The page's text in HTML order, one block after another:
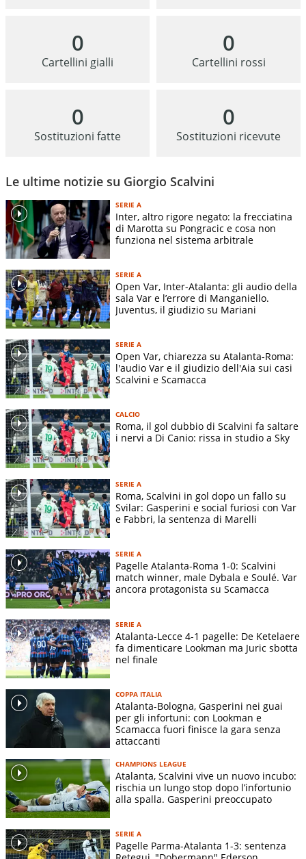
0
Cartellini gialli
0
Cartellini rossi
0
Sostituzioni fatte
0
Sostituzioni ricevute
Le ultime notizie su Giorgio Scalvini
SERIE A
Inter, altro rigore negato: la frecciatina
di Marotta su Pongracic e cosa non
funziona nel sistema arbitrale
SERIE A
Open Var, Inter-Atalanta: gli audio della
sala Var e l’errore di Manganiello.
Juventus, il giudizio su Mariani
SERIE A
Open Var, chiarezza su Atalanta-Roma:
l'audio Var e il giudizio dell'Aia sui casi
Scalvini e Scamacca
CALCIO
Roma, il gol dubbio di Scalvini fa saltare
i nervi a Di Canio: rissa in studio a Sky
SERIE A
Roma, Scalvini in gol dopo un fallo su
Svilar: Gasperini e social furiosi con Var
e Fabbri, la sentenza di Marelli
SERIE A
Pagelle Atalanta-Roma 1-0: Scalvini
match winner, male Dybala e Soulé. Var
ancora protagonista su Scamacca
SERIE A
Atalanta-Lecce 4-1 pagelle: De Ketelaere
fa dimenticare Lookman ma Juric sbotta
nel finale
COPPA ITALIA
Atalanta-Bologna, Gasperini nei guai
per gli infortuni: con Lookman e
Scamacca fuori finisce la gara senza
attaccanti
CHAMPIONS LEAGUE
Atalanta, Scalvini vive un nuovo incubo:
rischia un lungo stop dopo l’infortunio
alla spalla. Gasperini preoccupato
SERIE A
Pagelle Parma-Atalanta 1-3: sentenza